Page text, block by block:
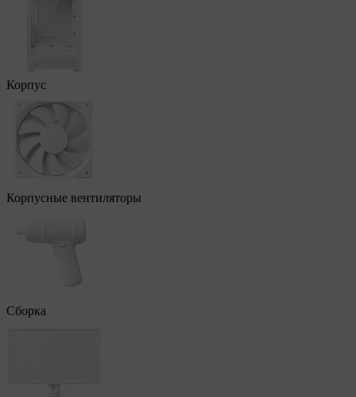
Корпус
Корпусные вентиляторы
Сборка